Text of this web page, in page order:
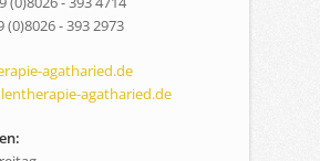
(0)8026 - 393 2973
agatharied.de
agatharied.de